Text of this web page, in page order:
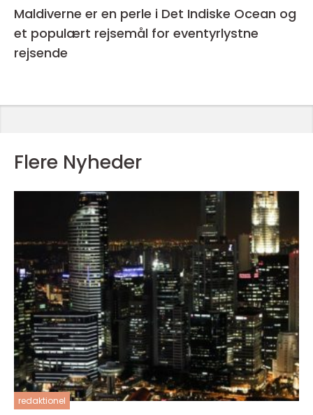
Maldiverne er en perle i Det Indiske Ocean og
et populært rejsemål for eventyrlystne
rejsende
Flere Nyheder
redaktionel